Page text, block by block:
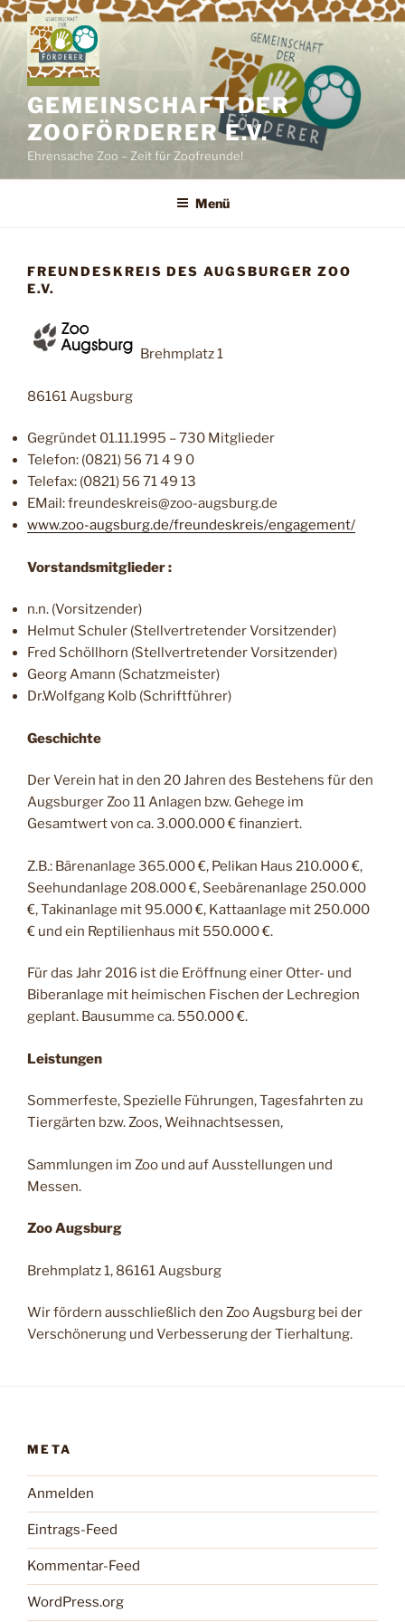
Zum
Inhalt
springen
GEMEINSCHAFT DER
ZOOFÖRDERER E.V.
Ehrensache Zoo – Zeit für Zoofreunde!
Menü
FREUNDESKREIS DES AUGSBURGER ZOO
E.V.
Brehmplatz 1
86161 Augsburg
Gegründet 01.11.1995 – 730 Mitglieder
Telefon: (0821) 56 71 4 9 0
Telefax: (0821) 56 71 49 13
EMail: freundeskreis@zoo-augsburg.de
www.zoo-augsburg.de/freundeskreis/engagement/
Vorstandsmitglieder :
n.n. (Vorsitzender)
Helmut Schuler (Stellvertretender Vorsitzender)
Fred Schöllhorn (Stellvertretender Vorsitzender)
Georg Amann (Schatzmeister)
Dr.Wolfgang Kolb (Schriftführer)
Geschichte
Der Verein hat in den 20 Jahren des Bestehens für den
Augsburger Zoo 11 Anlagen bzw. Gehege im
Gesamtwert von ca. 3.000.000 € finanziert.
Z.B.: Bärenanlage 365.000 €, Pelikan Haus 210.000 €,
Seehundanlage 208.000 €, Seebärenanlage 250.000
€, Takinanlage mit 95.000 €, Kattaanlage mit 250.000
€ und ein Reptilienhaus mit 550.000 €.
Für das Jahr 2016 ist die Eröffnung einer Otter- und
Biberanlage mit heimischen Fischen der Lechregion
geplant. Bausumme ca. 550.000 €.
Leistungen
Sommerfeste, Spezielle Führungen, Tagesfahrten zu
Tiergärten bzw. Zoos, Weihnachtsessen,
Sammlungen im Zoo und auf Ausstellungen und
Messen.
Zoo Augsburg
Brehmplatz 1, 86161 Augsburg
Wir fördern ausschließlich den Zoo Augsburg bei der
Verschönerung und Verbesserung der Tierhaltung.
META
Anmelden
Eintrags-Feed
Kommentar-Feed
WordPress.org